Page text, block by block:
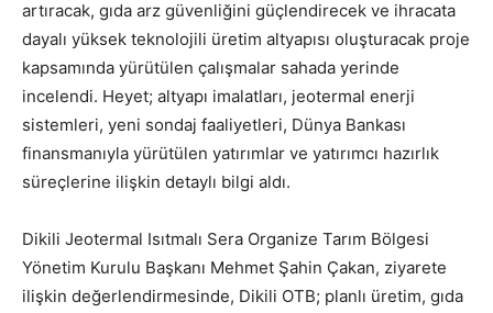
artıracak, gıda arz güvenliğini güçlendirecek ve ihracata
dayalı yüksek teknolojili üretim altyapısı oluşturacak proje
kapsamında yürütülen çalışmalar sahada yerinde
incelendi. Heyet; altyapı imalatları, jeotermal enerji
sistemleri, yeni sondaj faaliyetleri, Dünya Bankası
finansmanıyla yürütülen yatırımlar ve yatırımcı hazırlık
süreçlerine ilişkin detaylı bilgi aldı.
Dikili Jeotermal Isıtmalı Sera Organize Tarım Bölgesi
Yönetim Kurulu Başkanı Mehmet Şahin Çakan, ziyarete
ilişkin değerlendirmesinde, Dikili OTB; planlı üretim, gıda